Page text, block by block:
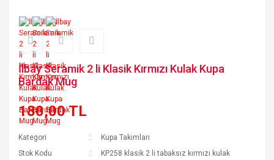
İlbay Seramik 2 li Klasik Kırmızı Kulak Kupa
Bardak Mug
180,00 TL
Kategori
Kupa Takımları
Stok Kodu
KP258 klasik 2 li tabaksız kırmızı kulak